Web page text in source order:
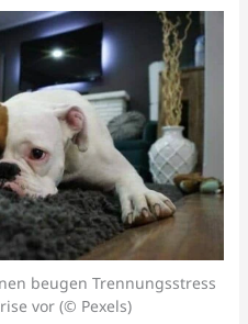
beugen Trennungsstress
vor (© Pexels)